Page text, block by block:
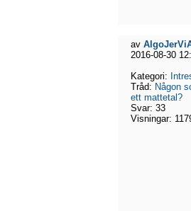
av
2016-08-30
Kategori:
Tråd: Någon
ett mattetal?
Svar: 33
Visningar: